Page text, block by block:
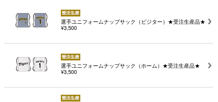
選手ユニフォームナップサック（ビジター）★受注生産品★
¥3,500
選手ユニフォームナップサック（ホーム）★受注生産品★
¥3,500